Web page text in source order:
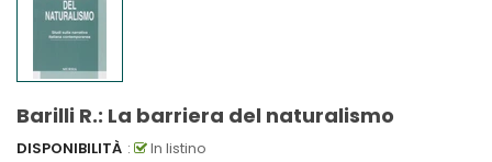
Barilli R.: La barriera del naturalismo
DISPONIBILITÀ :
In listino